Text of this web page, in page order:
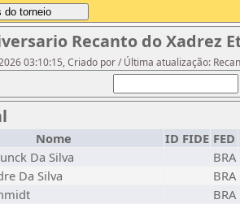
Recanto do Xadrez
03:10:15, Criado por / Última atualização:
Nome ID FIDE FED
Da Silva
BRA
Da Silva
BRA
BRA